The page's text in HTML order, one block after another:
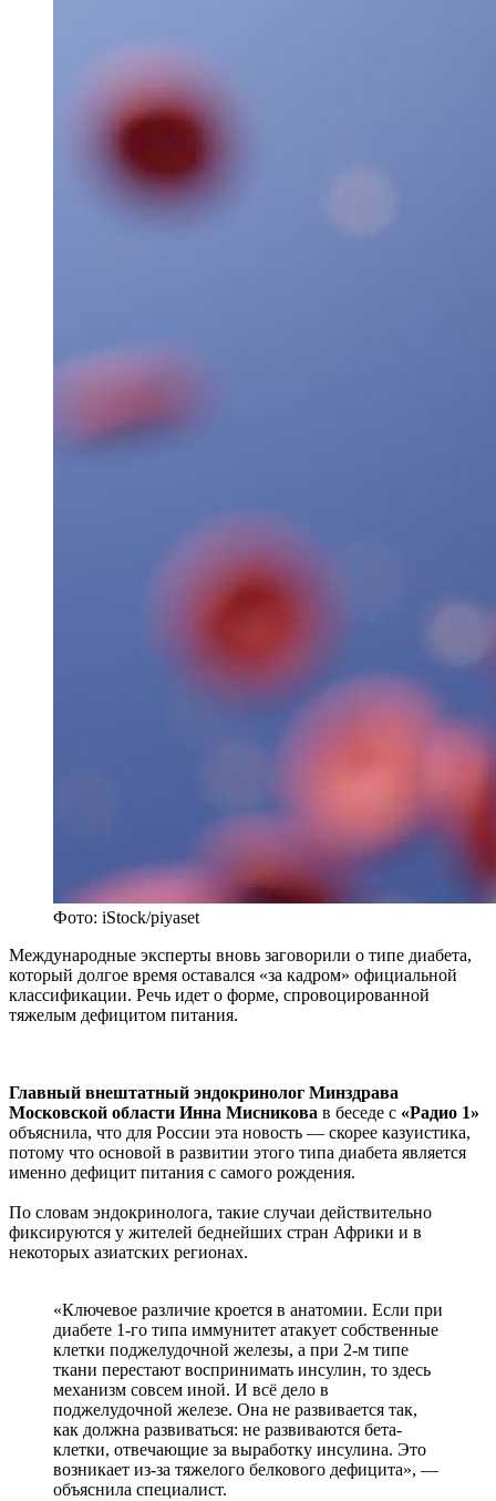
Фото: iStock/piyaset
Международные эксперты вновь заговорили о типе диабета,
который долгое время оставался «за кадром» официальной
классификации. Речь идет о форме, спровоцированной
тяжелым дефицитом питания.
Главный внештатный эндокринолог Минздрава
Московской области Инна Мисникова в беседе с «Радио 1»
объяснила, что для России эта новость — скорее казуистика,
потому что основой в развитии этого типа диабета является
именно дефицит питания с самого рождения.
По словам эндокринолога, такие случаи действительно
фиксируются у жителей беднейших стран Африки и в
некоторых азиатских регионах.
«Ключевое различие кроется в анатомии. Если при
диабете 1-го типа иммунитет атакует собственные
клетки поджелудочной железы, а при 2-м типе
ткани перестают воспринимать инсулин, то здесь
механизм совсем иной. И всё дело в
поджелудочной железе. Она не развивается так,
как должна развиваться: не развиваются бета-
клетки, отвечающие за выработку инсулина. Это
возникает из-за тяжелого белкового дефицита», —
объяснила специалист.